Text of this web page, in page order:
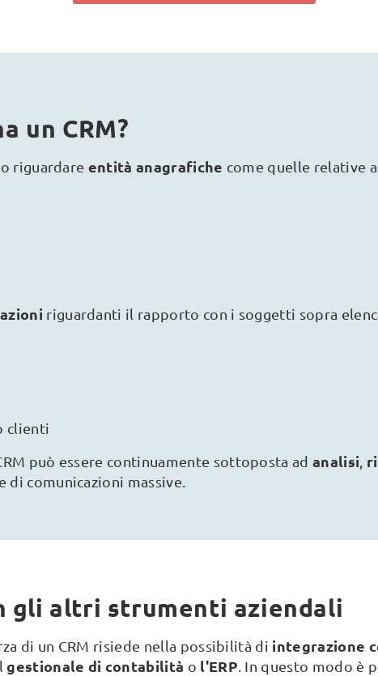
un CRM?
riguardare entità anagrafiche come quelle relative
riguardanti il rapporto con i soggetti sopra
clienti
può essere continuamente sottoposta adanalisi
di comunicazioni massive.
gli altri strumenti aziendali
di un CRM risiede nella possibilità di integrazione
gestionale di contabilità o l'ERP . In questo modo è